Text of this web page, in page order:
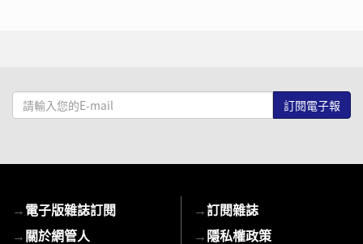
請
輸
mail
→電子版雜誌訂閱
→關於網管人
→訂閱雜誌
→隱私權政策